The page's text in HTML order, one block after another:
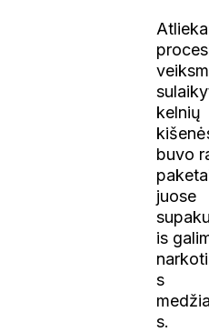
kelnių
buvo
juose
is
s
s.